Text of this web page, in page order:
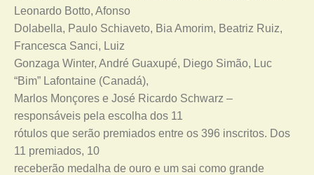
Leonardo Botto, Afonso
Dolabella, Paulo Schiaveto, Bia Amorim, Beatriz Ruiz,
Francesca Sanci, Luiz
Gonzaga Winter, André Guaxupé, Diego Simão, Luc
“Bim” Lafontaine (Canadá),
Marlos Monçores e José Ricardo Schwarz –
responsáveis pela escolha dos 11
rótulos que serão premiados entre os 396 inscritos. Dos
11 premiados, 10
receberão medalha de ouro e um sai como grande